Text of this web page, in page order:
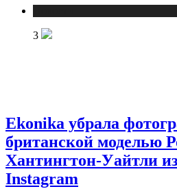
3
Ekonika убрала
британской моделью
Хантингтон-Уайтли из
Instagram